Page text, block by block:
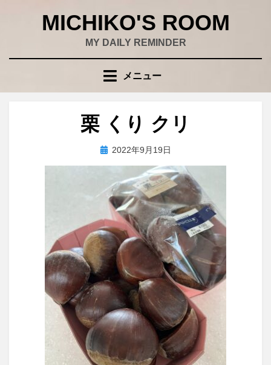
MICHIKO'S ROOM
MY DAILY REMINDER
メニュー
栗 くり クリ
投稿者wad
投 2022年9月19日